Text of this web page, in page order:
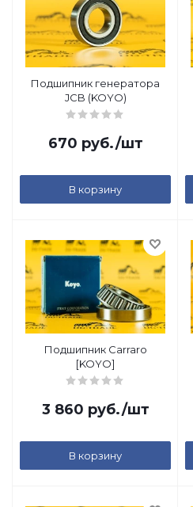
Подшипник генератора
JCB (KOYO)
670 руб./шт
В корзину
Подшипник Carraro
[KOYO]
3 860 руб./шт
В корзину